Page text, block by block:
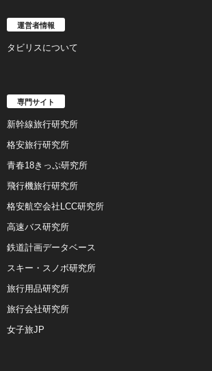
運営者情報
タビリスについて
専門サイト
新幹線旅行研究所
格安旅行研究所
青春18きっぷ研究所
飛行機旅行研究所
格安航空会社LCC研究所
高速バス研究所
鉄道計画データベース
スキー・スノボ研究所
旅行用品研究所
旅行会社研究所
女子旅JP